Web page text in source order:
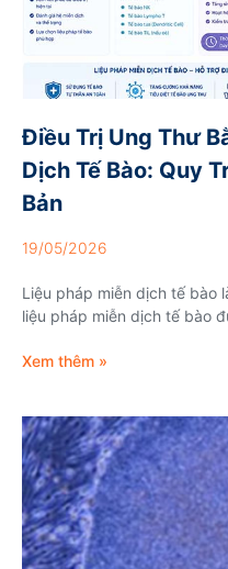
Điều Trị Ung Thư
Dịch Tế Bào: Quy
Bản
19/05/2026
Liệu pháp miễn dịch tế bào
liệu pháp miễn dịch tế bào
Xem thêm »